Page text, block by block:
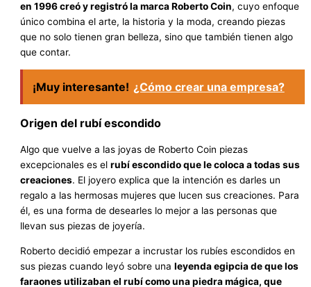
en 1996 creó y registró la marca Roberto Coin, cuyo enfoque
único combina el arte, la historia y la moda, creando piezas
que no solo tienen gran belleza, sino que también tienen algo
que contar.
¡Muy interesante! ¿Cómo crear una empresa?
Origen del rubí escondido
Algo que vuelve a las joyas de Roberto Coin piezas
excepcionales es elrubí escondido que le coloca a todas sus
creaciones. El joyero explica que la intención es darles un
regalo a las hermosas mujeres que lucen sus creaciones. Para
él, es una forma de desearles lo mejor a las personas que
llevan sus piezas de joyería.
Roberto decidió empezar a incrustar los rubíes escondidos en
sus piezas cuando leyó sobre unaleyenda egipcia de que los
faraones utilizaban el rubí como una piedra mágica, que